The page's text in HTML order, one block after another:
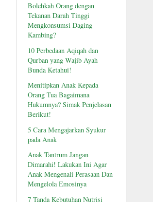
Bolehkah Orang dengan
Tekanan Darah Tinggi
Mengkonsumsi Daging
Kambing?
10 Perbedaan Aqiqah dan
Qurban yang Wajib Ayah
Bunda Ketahui!
Menitipkan Anak Kepada
Orang Tua Bagaimana
Hukumnya? Simak Penjelasan
Berikut!
5 Cara Mengajarkan Syukur
pada Anak
Anak Tantrum Jangan
Dimarahi! Lakukan Ini Agar
Anak Mengenali Perasaan Dan
Mengelola Emosinya
7 Tanda Kebutuhan Nutrisi